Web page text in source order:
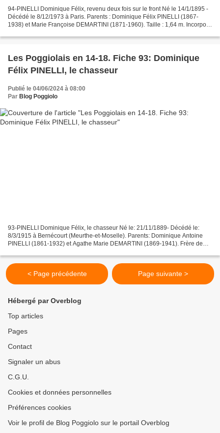
94-PINELLI Dominique Félix, revenu deux fois sur le front Né le 14/1/1895 -
Décédé le 8/12/1973 à Paris. Parents : Dominique Félix PINELLI (1867-
1938) et Marie Françoise DEMARTINI (1871-1960). Taille : 1,64 m. Incorporé
Les Poggiolais en 14-18. Fiche 93: Dominique
Félix PINELLI, le chasseur
Publié le 04/06/2024 à 08:00
Par Blog Poggiolo
93-PINELLI Dominique Félix, le chasseur Né le: 21/11/1889- Décédé le:
8/3/1915 à Bernécourt (Meurthe-et-Moselle). Parents: Dominique Antoine
PINELLI (1861-1932) et Agathe Marie DEMARTINI (1869-1941). Frère de
< Page précédente Page suivante >
Hébergé par Overblog
Top articles
Pages
Contact
Signaler un abus
C.G.U.
Cookies et données personnelles
Préférences cookies
Voir le profil de Blog Poggiolo sur le portail Overblog